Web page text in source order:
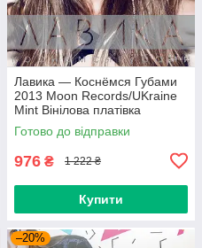
Лавика — Коснёмся Губами
2013 Moon Records/UKraine
Mint Вінілова платівка
(art.221702)
Готово до відправки
976 ₴ 1 222 ₴
Купити
–20%